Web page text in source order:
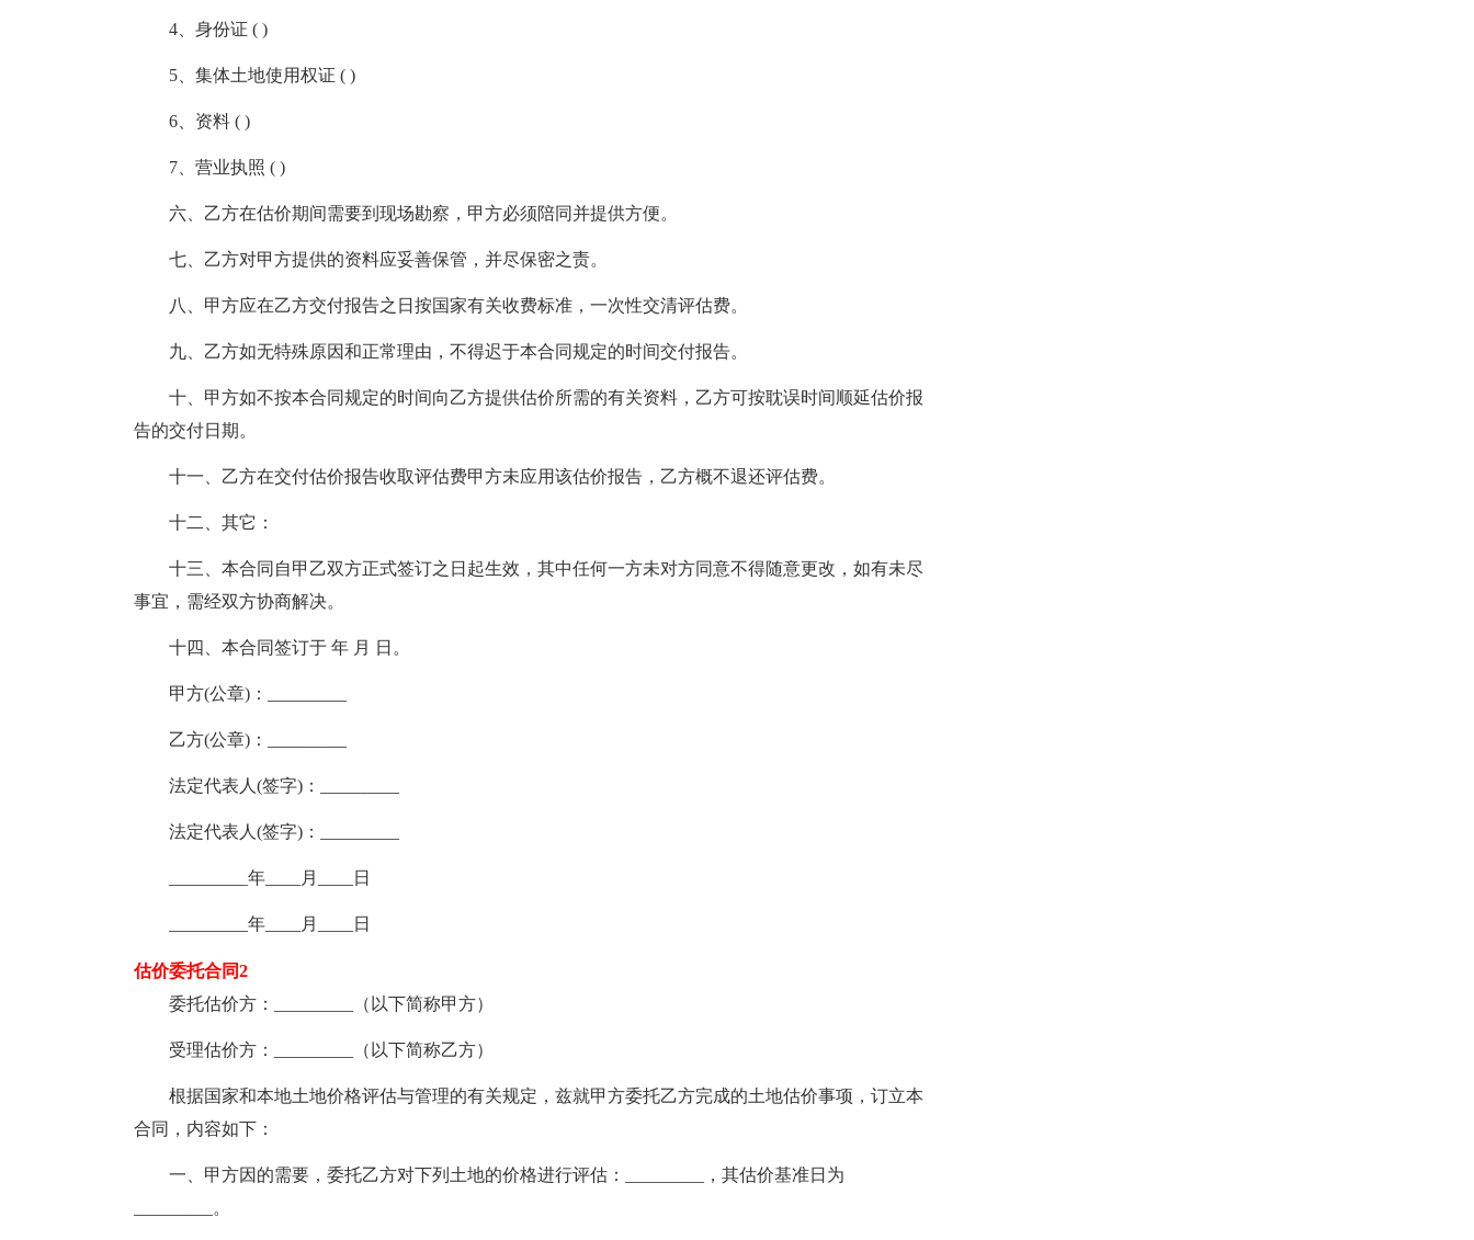
4、身份证 ( )
5、集体土地使用权证 ( )
6、资料 ( )
7、营业执照 ( )
六、乙方在估价期间需要到现场勘察，甲方必须陪同并提供方便。
七、乙方对甲方提供的资料应妥善保管，并尽保密之责。
八、甲方应在乙方交付报告之日按国家有关收费标准，一次性交清评估费。
九、乙方如无特殊原因和正常理由，不得迟于本合同规定的时间交付报告。
十、甲方如不按本合同规定的时间向乙方提供估价所需的有关资料，乙方可按耽误时间顺延估价报
告的交付日期。
十一、乙方在交付估价报告收取评估费甲方未应用该估价报告，乙方概不退还评估费。
十二、其它：
十三、本合同自甲乙双方正式签订之日起生效，其中任何一方未对方同意不得随意更改，如有未尽
事宜，需经双方协商解决。
十四、本合同签订于 年 月 日。
甲方(公章)：_________
乙方(公章)：_________
法定代表人(签字)：_________
法定代表人(签字)：_________
_________年____月____日
_________年____月____日
估价委托合同2
委托估价方：_________（以下简称甲方）
受理估价方：_________（以下简称乙方）
根据国家和本地土地价格评估与管理的有关规定，兹就甲方委托乙方完成的土地估价事项，订立本
合同，内容如下：
一、甲方因的需要，委托乙方对下列土地的价格进行评估：_________，其估价基准日为
_________。